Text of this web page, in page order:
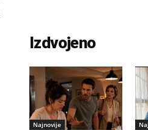
Izdvojeno
Najnovije